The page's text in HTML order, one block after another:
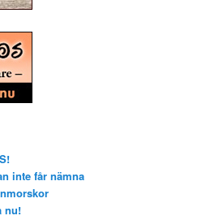
inte får nämna
nu!